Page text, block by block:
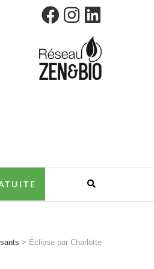
> Éclipse par Charlotte